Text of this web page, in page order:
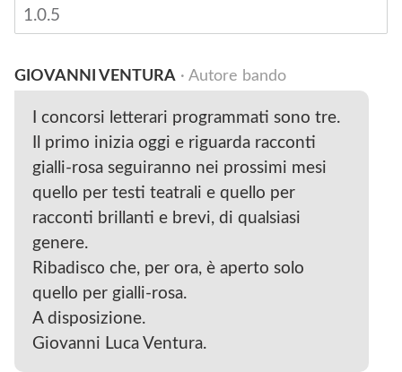
GIOVANNI VENTURA · Autore bando
I concorsi letterari programmati sono tre.
Il primo inizia oggi e riguarda racconti
gialli-rosa seguiranno nei prossimi mesi
quello per testi teatrali e quello per
racconti brillanti e brevi, di qualsiasi
genere.
Ribadisco che, per ora, è aperto solo
quello per gialli-rosa.
A disposizione.
Giovanni Luca Ventura.